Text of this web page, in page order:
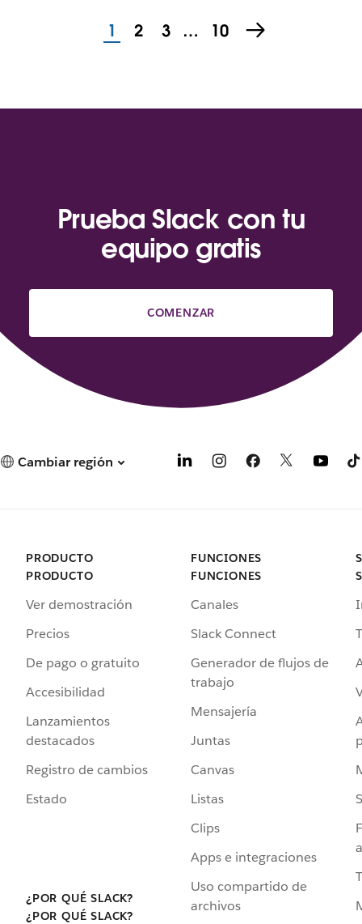
1 2 3 … 10
Prueba Slack con tu
equipo gratis
COMENZAR
Cambiar región
PRODUCTO
PRODUCTO
Ver demostración
Precios
De pago o gratuito
Accesibilidad
Lanzamientos
destacados
Registro de cambios
Estado
¿POR QUÉ SLACK?
¿POR QUÉ SLACK?
FUNCIONES
FUNCIONES
Canales
Slack Connect
Generador de flujos de
trabajo
Mensajería
Juntas
Canvas
Listas
Clips
Apps e integraciones
Uso compartido de
archivos